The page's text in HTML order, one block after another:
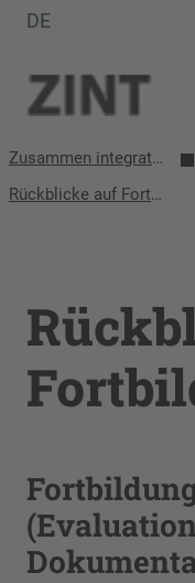
DE
Zusammen integrative/inklusive Schule entwickeln (ZINT)
Rückblicke auf Fortbildung